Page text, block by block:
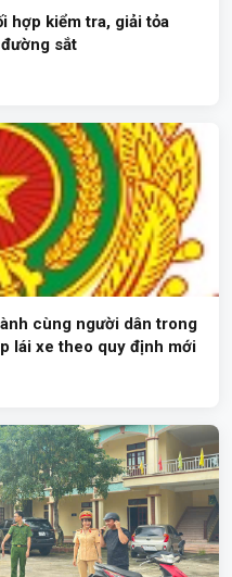
hợp kiểm tra, giải tỏa
sắt
cùng người dân trong
lái xe theo quy định mới